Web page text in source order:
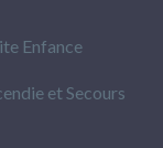
Enfance
et Secours